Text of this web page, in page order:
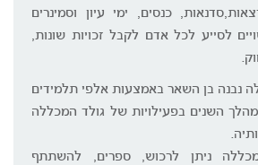
כנסים, ימי עיון וסמינרים
לסייע לכל אדם לקבל זכויות שונות,
נבנה בן השאר באמצעות אלפי תלמידים
השנים בפעילויות של גולד המכללה
ניתן לרכוש, ספרים, להשתתף